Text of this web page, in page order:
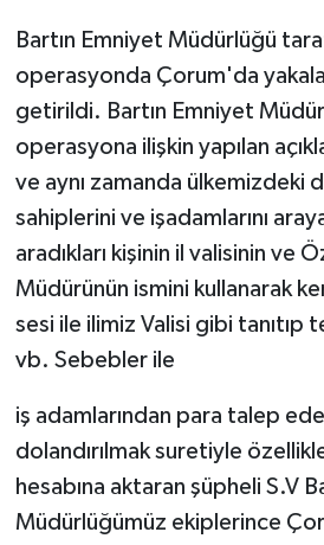
Bartın Emniyet Müdürlüğü
operasyonda Çorum'da
getirildi. Bartın Emniyet
operasyona ilişkin yapılan
ve aynı zamanda ülkemizdeki
sahiplerini ve işadamlarını
aradıkları kişinin il valisinin ve
Müdürünün ismini kullanarak
sesi ile ilimiz Valisi gibi tanıtıp
vb. Sebebler ile
iş adamlarından para talep
dolandırılmak suretiyle
hesabına aktaran şüpheli S.V
Müdürlüğümüz ekiplerince
DÜNYA